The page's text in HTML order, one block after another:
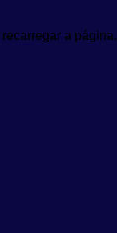
a página.